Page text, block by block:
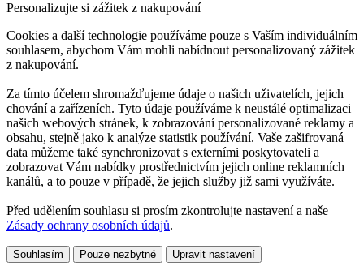
Personalizujte si zážitek z nakupování
Cookies a další technologie používáme pouze s Vaším individuálním
souhlasem, abychom Vám mohli nabídnout personalizovaný zážitek
z nakupování.
Za tímto účelem shromažďujeme údaje o našich uživatelích, jejich
chování a zařízeních. Tyto údaje používáme k neustálé optimalizaci
našich webových stránek, k zobrazování personalizované reklamy a
obsahu, stejně jako k analýze statistik používání. Vaše zašifrovaná
data můžeme také synchronizovat s externími poskytovateli a
zobrazovat Vám nabídky prostřednictvím jejich online reklamních
kanálů, a to pouze v případě, že jejich služby již sami využíváte.
Před udělením souhlasu si prosím zkontrolujte nastavení a naše
Zásady ochrany osobních údajů.
Souhlasím Pouze nezbytné Upravit nastavení